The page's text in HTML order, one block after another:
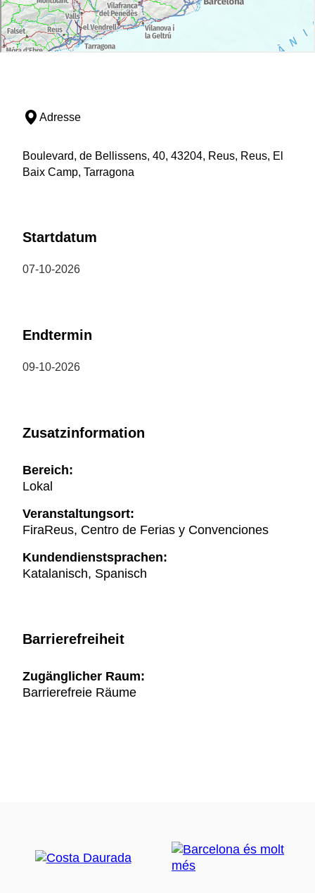
Adresse
Boulevard, de Bellissens, 40, 43204, Reus, Reus, El
Baix Camp, Tarragona
Startdatum
07-10-2026
Endtermin
09-10-2026
Zusatzinformation
Bereich:
Lokal
Veranstaltungsort:
FiraReus, Centro de Ferias y Convenciones
Kundendienstsprachen:
Katalanisch, Spanisch
Barrierefreiheit
Zugänglicher Raum:
Barrierefreie Räume